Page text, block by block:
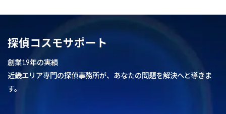
探偵コスモサポート
創業19年の実績
近畿エリア専門の探偵事務所が、あなたの問題を解決へと導きま
す。